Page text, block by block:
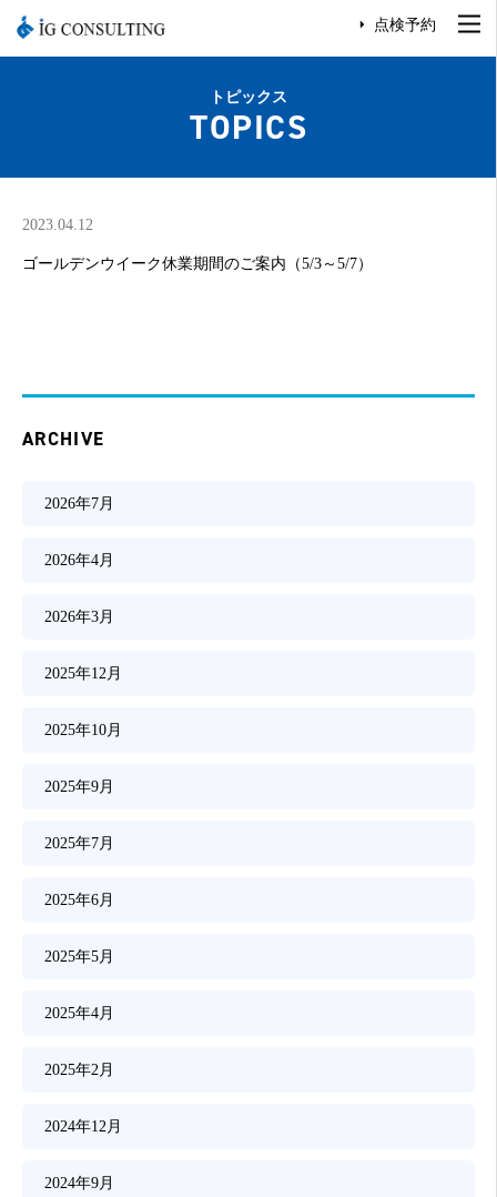
点検予約
トピックス
TOPICS
2023.04.12
ゴールデンウイーク休業期間のご案内（5/3～5/7）
ARCHIVE
2026年7月
2026年4月
2026年3月
2025年12月
2025年10月
2025年9月
2025年7月
2025年6月
2025年5月
2025年4月
2025年2月
2024年12月
2024年9月